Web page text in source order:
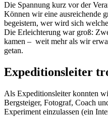
Die Spannung kurz vor der
Können wir eine ausreichende
begeistern, wer wird sich
Die Erleichterung war groß:
kamen – weit mehr als wir
getan.
Expeditionsleiter
Als Expeditionsleiter konnten
Bergsteiger, Fotograf, Coach
Experiment einzulassen (ein